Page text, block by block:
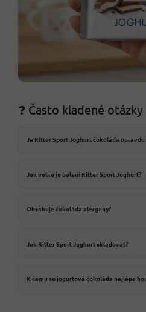
❓ Často kladené otázky
Je Ritter Sport Joghurt čokoláda
Jak velké je balení Ritter Sport Joghurt?
Obsahuje čokoláda alergeny?
Jak Ritter Sport Joghurt skladovat?
K čemu se jogurtová čokoláda nejlépe